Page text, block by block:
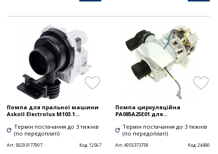
Помпа для пральної машини
Askoll Electrolux M103.1...
Термін постачання до 3 тижнів
(по передоплаті)
Art:50293177007 Код:12567
Помпа циркуляційна
PA085A25E01 для...
Термін постачання до 3 тижнів
(по передоплаті)
Art:4055373759 Код:24480